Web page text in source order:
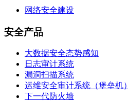
网络安全建设
安全产品
大数据安全态势感知
日志审计系统
漏洞扫描系统
运维安全审计系统（堡垒机）
下一代防火墙